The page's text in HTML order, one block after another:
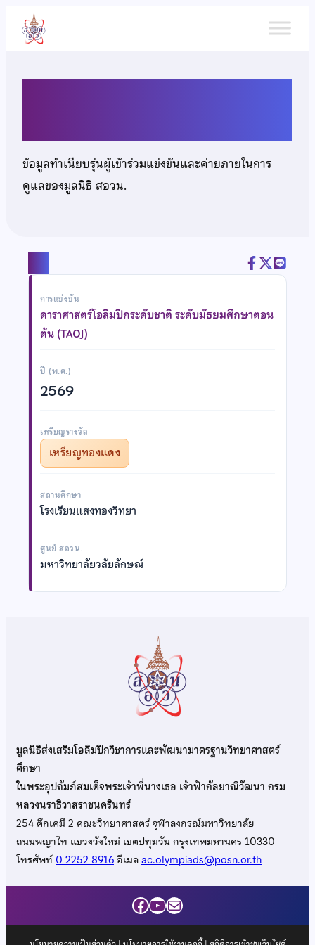
เนื้อหา
ข้อมูลทำเนียบรุ่นผู้เข้าร่วมแข่งขันและค่ายภายในการ
ดูแลของมูลนิธิ สอวน.
การแข่งขัน
ดาราศาสตร์โอลิมปิกระดับชาติ ระดับมัธยมศึกษาตอน
ต้น (TAOJ)
ปี (พ.ศ.)
2569
เหรียญรางวัล
เหรียญทองแดง
สถานศึกษา
โรงเรียนแสงทองวิทยา
ศูนย์ สอวน.
มหาวิทยาลัยวลัยลักษณ์
มูลนิธิส่งเสริมโอลิมปิกวิชาการและพัฒนามาตรฐานวิทยาศาสตร์
ศึกษา
ในพระอุปถัมภ์สมเด็จพระเจ้าพี่นางเธอ เจ้าฟ้ากัลยาณิวัฒนา กรม
หลวงนราธิวาสราชนครินทร์
254 ตึกเคมี 2 คณะวิทยาศาสตร์ จุฬาลงกรณ์มหาวิทยาลัย
ถนนพญาไท แขวงวังใหม่ เขตปทุมวัน กรุงเทพมหานคร 10330
โทรศัพท์0 2252 8916อีเมลac.olympiads@posn.or.th
Facebook
YouTube
Mail